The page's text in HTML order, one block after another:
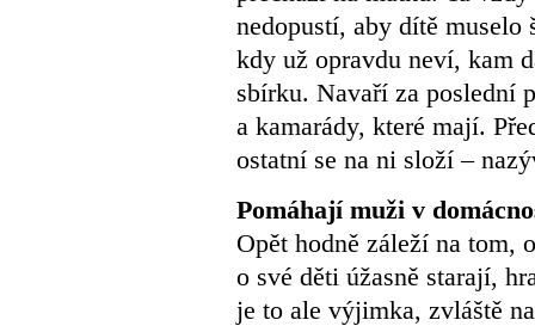
nedopustí, aby dítě muselo
kdy už opravdu neví, kam
sbírku. Navaří za poslední
a kamarády, které mají.
ostatní se na ni složí –
Pomáhají muži v
Opět hodně záleží na tom,
o své děti úžasně starají,
je to ale výjimka, zvláště